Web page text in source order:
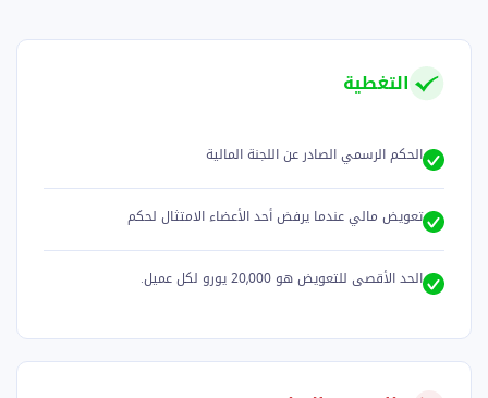
التغطية
الحكم الرسمي الصادر عن اللجنة المالية
تعويض مالي عندما يرفض أحد الأعضاء الامتثال لحكم
الحد الأقصى للتعويض هو 20,000 يورو لكل عميل.